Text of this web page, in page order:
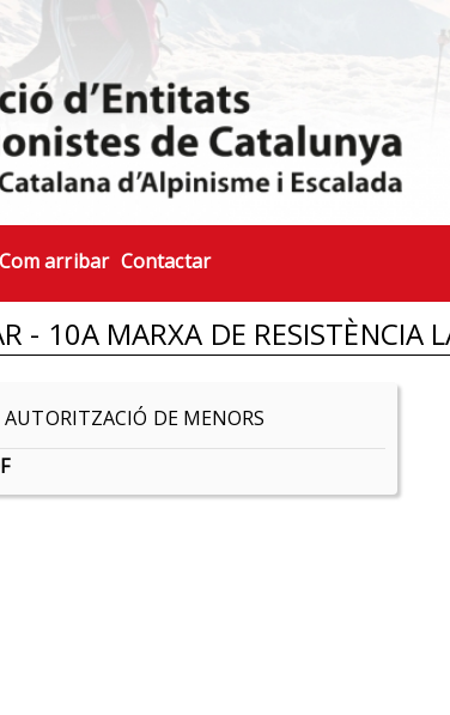
Com arribar Contactar
- 10A MARXA DE RESISTÈNCIA
AUTORITZACIÓ DE MENORS